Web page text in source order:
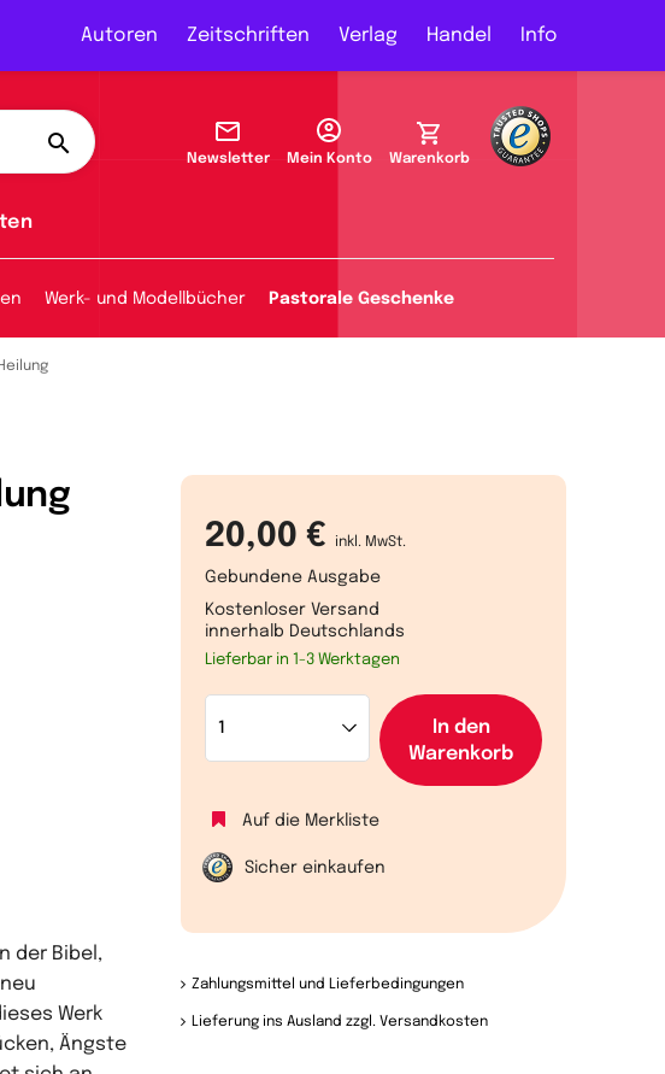
Autoren Zeitschriften Verlag Handel Info
Newsletter Mein Konto Warenkorb
Werk- und Modellbücher Pastorale Geschenke
20,00 € inkl. MwSt.
Gebundene Ausgabe
Kostenloser Versand
innerhalb Deutschlands
Lieferbar in 1-3 Werktagen
In den
Warenkorb
Auf die Merkliste
Sicher einkaufen
Zahlungsmittel und Lieferbedingungen
Lieferung ins Ausland zzgl. Versandkosten
der Bibel,
Werk
Ängste